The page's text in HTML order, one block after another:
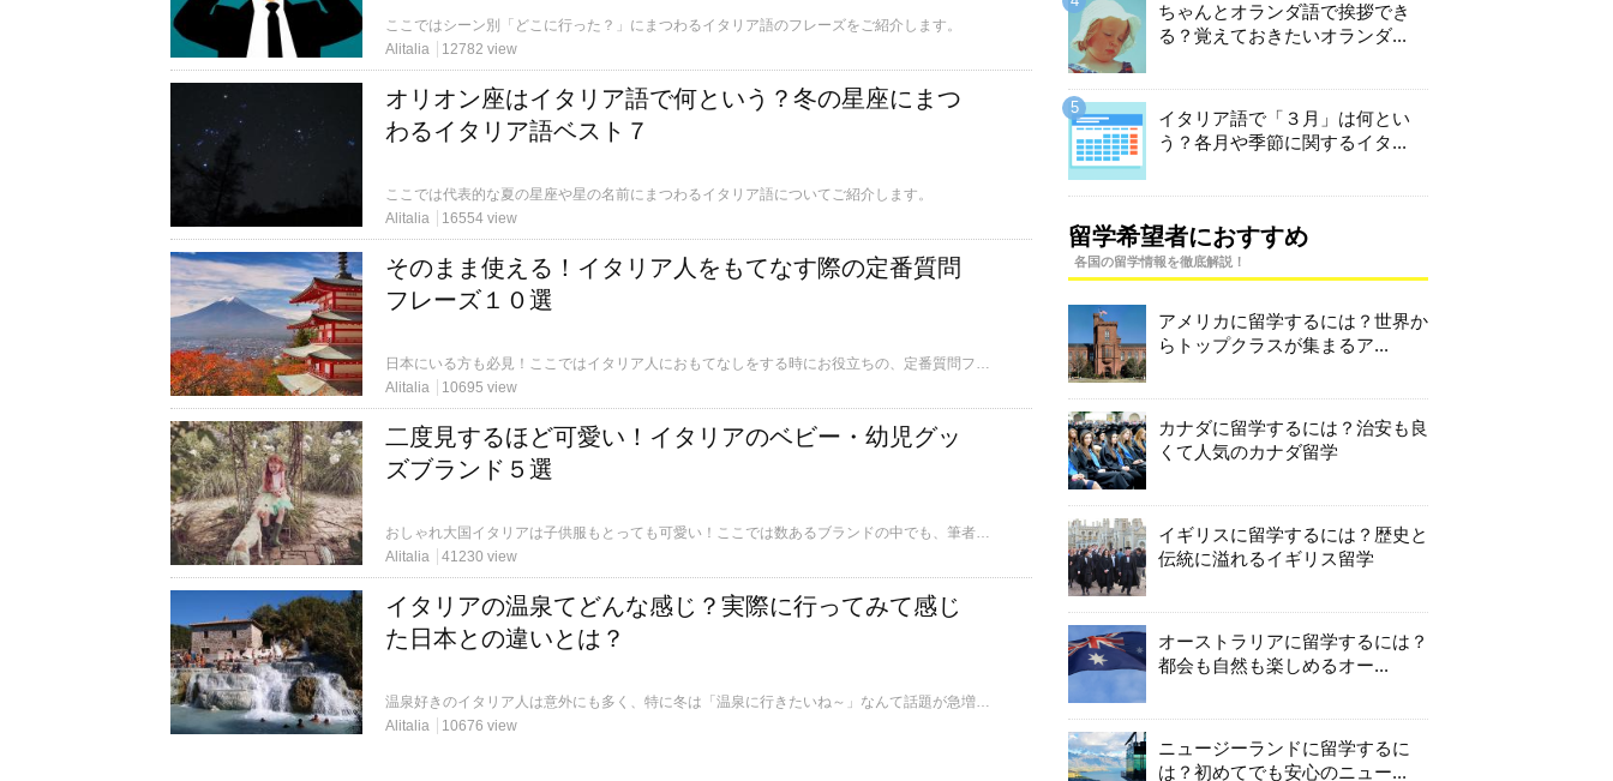
ここではシーン別「どこに行った？」にまつわるイタリア語のフレーズをご紹介します。
Alitalia
12782 view
オリオン座はイタリア語で何という？冬の星座にまつ
わるイタリア語ベスト７
ここでは代表的な夏の星座や星の名前にまつわるイタリア語についてご紹介します。
Alitalia
16554 view
そのまま使える！イタリア人をもてなす際の定番質問
フレーズ１０選
日本にいる方も必見！ここではイタリア人におもてなしをする時にお役立ちの、定番質問フレーズの数々をご紹介します。
Alitalia
10695 view
二度見するほど可愛い！イタリアのベビー・幼児グッ
ズブランド５選
おしゃれ大国イタリアは子供服もとっても可愛い！ここでは数あるブランドの中でも、筆者がお土産等で頼まれることも多い、おすすめのブランドをご紹介します。
Alitalia
41230 view
イタリアの温泉てどんな感じ？実際に行ってみて感じ
た日本との違いとは？
温泉好きのイタリア人は意外にも多く、特に冬は「温泉に行きたいね～」なんて話題が急増します。そんなイタリアより、イタリアの温泉の日本との違いについて、現地在住の筆者がレポートします。
Alitalia
10676 view
ちゃんとオランダ語で挨拶でき
る？覚えておきたいオランダ...
イタリア語で「３月」は何とい
う？各月や季節に関するイタ...
留学希望者におすすめ
各国の留学情報を徹底解説！
アメリカに留学するには？世界か
らトップクラスが集まるア...
カナダに留学するには？治安も良
くて人気のカナダ留学
イギリスに留学するには？歴史と
伝統に溢れるイギリス留学
オーストラリアに留学するには？
都会も自然も楽しめるオー...
ニュージーランドに留学するに
は？初めてでも安心のニュー...